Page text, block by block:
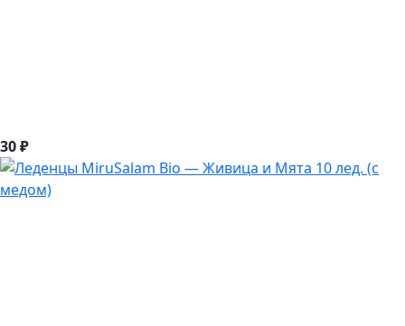
30 ₽